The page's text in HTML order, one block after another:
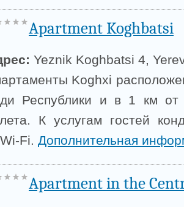
Apartment Koghbatsi
Yeznik Koghbatsi 4,
Koghxi
Республики и в 1 км от
К услугам гостей
Fi. Дополнительная
Apartment in the